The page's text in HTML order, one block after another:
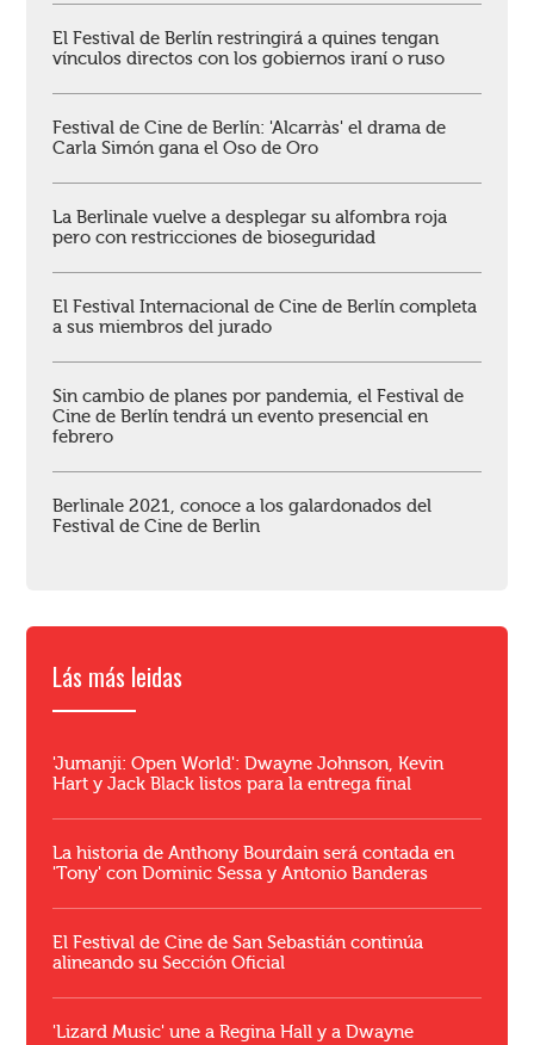
El Festival de Berlín restringirá a quines tengan
vínculos directos con los gobiernos iraní o ruso
Festival de Cine de Berlín: 'Alcarràs' el drama de
Carla Simón gana el Oso de Oro
La Berlinale vuelve a desplegar su alfombra roja
pero con restricciones de bioseguridad
El Festival Internacional de Cine de Berlín completa
a sus miembros del jurado
Sin cambio de planes por pandemia, el Festival de
Cine de Berlín tendrá un evento presencial en
febrero
Berlinale 2021, conoce a los galardonados del
Festival de Cine de Berlin
Lás más leidas
'Jumanji: Open World': Dwayne Johnson, Kevin
Hart y Jack Black listos para la entrega final
La historia de Anthony Bourdain será contada en
'Tony' con Dominic Sessa y Antonio Banderas
El Festival de Cine de San Sebastián continúa
alineando su Sección Oficial
'Lizard Music' une a Regina Hall y a Dwayne